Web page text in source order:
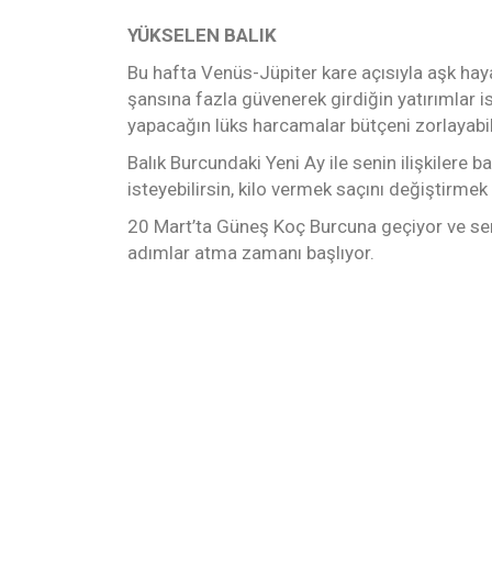
YÜKSELEN BALIK
Bu hafta Venüs-Jüpiter kare açısıyla aşk
şansına fazla güvenerek girdiğin
yapacağın lüks harcamalar bütçeni
Balık Burcundaki Yeni Ay ile senin ilişkilere
isteyebilirsin, kilo vermek saçını
20 Mart’ta Güneş Koç Burcuna geçiyor ve
adımlar atma zamanı başlıyor.